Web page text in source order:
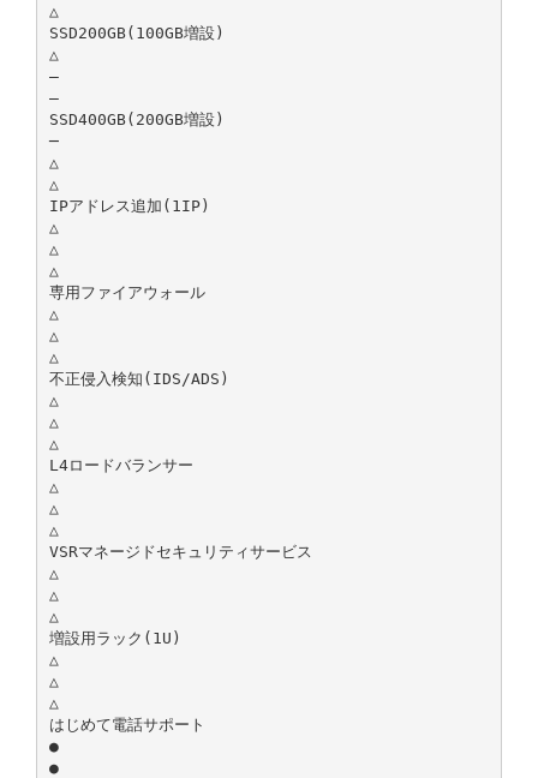
△
SSD200GB(100GB増設)
△
―
―
SSD400GB(200GB増設)
─
△
△
IPアドレス追加(1IP)
△
△
△
専用ファイアウォール
△
△
△
不正侵入検知(IDS/ADS)
△
△
△
L4ロードバランサー
△
△
△
VSRマネージドセキュリティサービス
△
△
△
増設用ラック(1U)
△
△
△
はじめて電話サポート
●
●